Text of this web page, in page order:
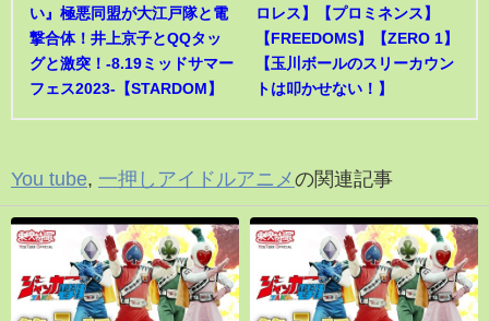
い』極悪同盟が大江戸隊と電
撃合体！井上京子とQQタッ
グと激突！-8.19ミッドサマー
フェス2023-【STARDOM】
ロレス】【プロミネンス】
【FREEDOMS】【ZERO 1】
【玉川ボールのスリーカウン
トは叩かせない！】
You tube, 一押しアイドルアニメの関連記事